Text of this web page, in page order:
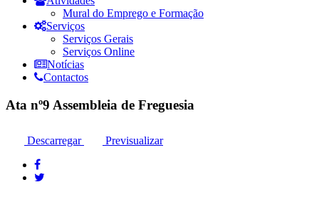
Mural do Emprego e Formação
Serviços
Serviços Gerais
Serviços Online
Notícias
Contactos
Ata nº9 Assembleia de Freguesia
Descarregar Previsualizar